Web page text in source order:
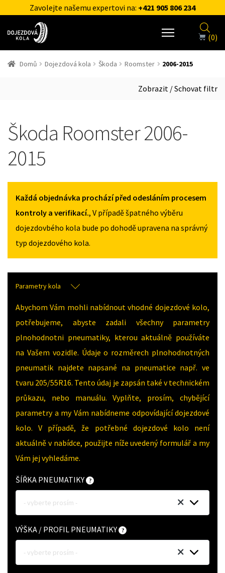
Zavolejte našemu expertovi na: +421 905 806 234
(0)
Domů Dojezdová kola Škoda Roomster 2006-2015
Zobrazit / Schovat filtr
Škoda Roomster 2006-
2015
Každá objednávka prochází před odesláním procesem
kontroly a verifikací., V případě špatného výběru
dojezdovbého kola bude po dohodě upravena na správný
typ dojezdového kola.
Parametry kola
Abychom Vám mohli nabídnout vhodné dojezdové kolo,
potřebujeme, abyste zadali všechny parametry
plnohodnotni pneumatiky, kterou aktuálně používáte
na Vašem vozidle. Údaje o rozměrech plnohodnotných
pneumatik najdete napsané na pneumatice např. ve
tvaru 205/55R16. Tento údaj je zapsán také v technickém
průkazu, nebo manuálu. Vyplňte, prosím, chybějící
parametry a my Vám nabídneme odpovídající dojezdové
kolo. V případě, že potřebné dojezdové kolo není
aktuálně v nabídce, použijte níže uvedený formulář a my
Vám jej vyhledáme.
ŠÍŘKA PNEUMATIKY
- vyberte prosím -
VÝŠKA / PROFIL PNEUMATIKY
- vyberte prosím -